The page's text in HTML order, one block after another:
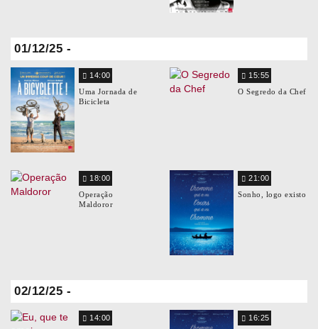
01/12/25 -
14:00
Uma Jornada de
Bicicleta
15:55
O Segredo da Chef
18:00
Operação
Maldoror
21:00
Sonho, logo existo
02/12/25 -
14:00
16:25